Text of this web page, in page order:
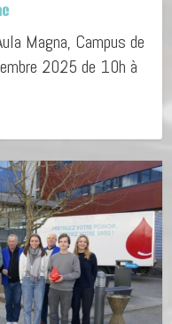
Magna, Campus de
2025 de 10h à